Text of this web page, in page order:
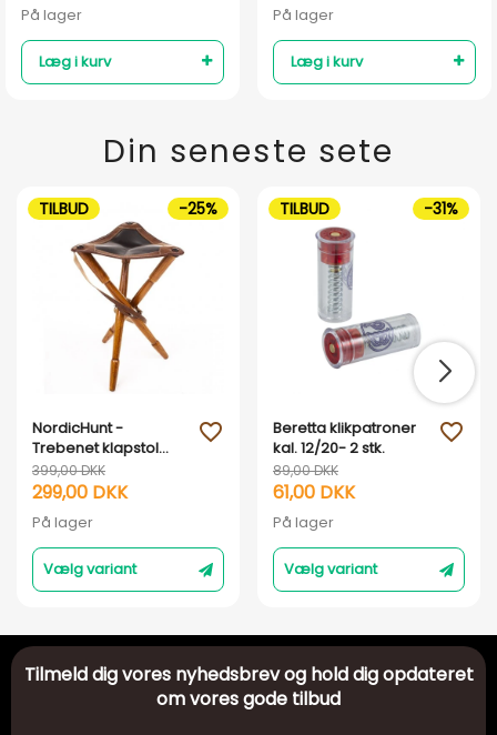
På lager
Læg i kurv
På lager
Læg i kurv
Din seneste sete
NordicHunt -
Trebenet klapstol
med tofarvet
lædersæde
399,00 DKK
299,00 DKK
På lager
Vælg variant
favorite_outline
TILBUD -25%
Beretta klikpatroner
kal. 12/20- 2 stk.
89,00 DKK
61,00 DKK
På lager
Vælg variant
favorite_outline
TILBUD -31%
Tilmeld dig vores nyhedsbrev og hold dig opdateret
om vores gode tilbud